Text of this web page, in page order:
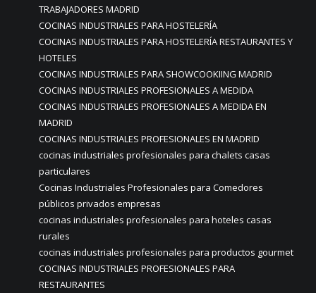
TRABAJADORES MADRID
COCINAS INDUSTRIALES PARA HOSTELERÍA
COCINAS INDUSTRIALES PARA HOSTELERÍA RESTAURANTES Y
HOTELES
COCINAS INDUSTRIALES PARA SHOWCOOKIING MADRID
COCINAS INDUSTRIALES PROFESIONALES A MEDIDA
COCINAS INDUSTRIALES PROFESIONALES A MEDIDA EN
MADRID
COCINAS INDUSTRIALES PROFESIONALES EN MADRID
cocinas industriales profesionales para chalets casas
particulares
Cocinas Industriales Profesionales para Comedores
públicos privados empresas
cocinas industriales profesionales para hoteles casas
rurales
cocinas industriales profesionales para productos gourmet
COCINAS INDUSTRIALES PROFESIONALES PARA
RESTAURANTES